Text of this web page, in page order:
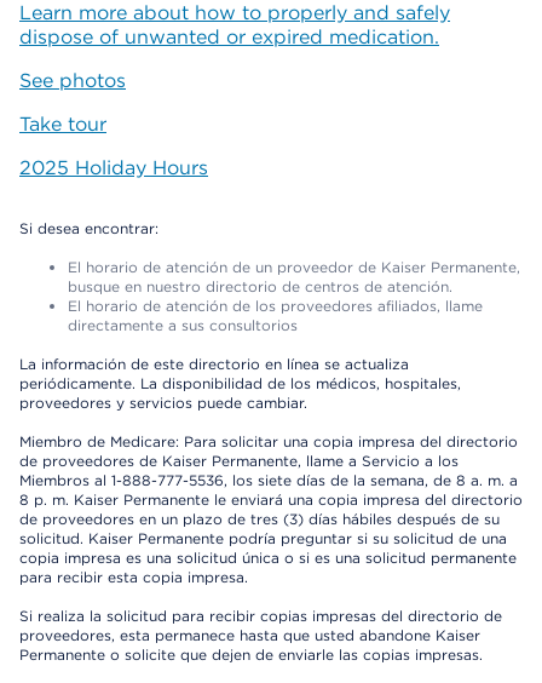
Learn more about how to properly and safely
dispose of unwanted or expired medication.
See photos
Take tour
2025 Holiday Hours
Si desea encontrar:
El horario de atención de un proveedor de Kaiser Permanente,
busque en nuestro directorio de centros de atención.
El horario de atención de los proveedores afiliados, llame
directamente a sus consultorios
La información de este directorio en línea se actualiza
periódicamente. La disponibilidad de los médicos, hospitales,
proveedores y servicios puede cambiar.
Miembro de Medicare: Para solicitar una copia impresa del directorio
de proveedores de Kaiser Permanente, llame a Servicio a los
Miembros al 1-888-777-5536, los siete días de la semana, de 8 a. m. a
8 p. m. Kaiser Permanente le enviará una copia impresa del directorio
de proveedores en un plazo de tres (3) días hábiles después de su
solicitud. Kaiser Permanente podría preguntar si su solicitud de una
copia impresa es una solicitud única o si es una solicitud permanente
para recibir esta copia impresa.
Si realiza la solicitud para recibir copias impresas del directorio de
proveedores, esta permanece hasta que usted abandone Kaiser
Permanente o solicite que dejen de enviarle las copias impresas.